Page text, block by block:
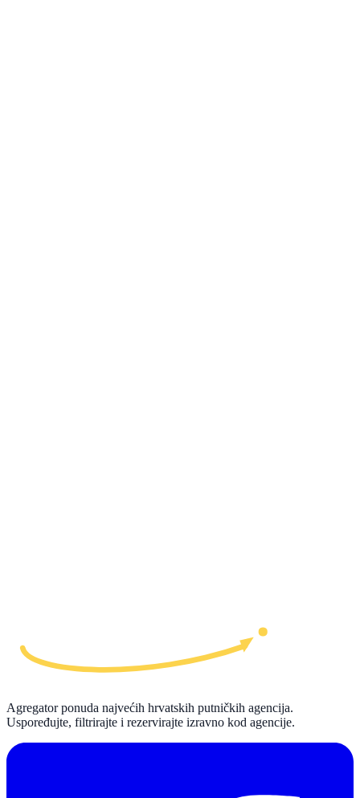
Agregator ponuda najvećih hrvatskih putničkih agencija.
Uspoređujte, filtrirajte i rezervirajte izravno kod agencije.